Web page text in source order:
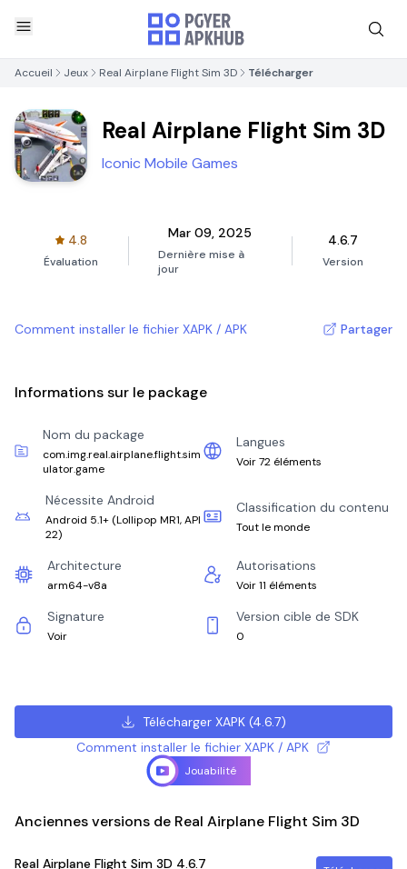
Accueil Jeux Real Airplane Flight Sim 3D Télécharger
Real Airplane Flight Sim 3D
Iconic Mobile Games
4.8
Évaluation
Mar 09, 2025
Dernière mise à
jour
4.6.7
Version
Comment installer le fichier XAPK / APK Partager
Informations sur le package
Nom du package
com.img.real.airplane.flight.sim
ulator.game
Langues
Voir 72 éléments
Nécessite Android
Android 5.1+ (Lollipop MR1, API
22)
Classification du contenu
Tout le monde
Architecture
arm64-v8a
Autorisations
Voir 11 éléments
Signature
Voir
Version cible de SDK
0
Télécharger XAPK(4.6.7)
Comment installer le fichier XAPK / APK
Jouabilité
Anciennes versions de Real Airplane Flight Sim 3D
Real Airplane Flight Sim 3D 4.6.7